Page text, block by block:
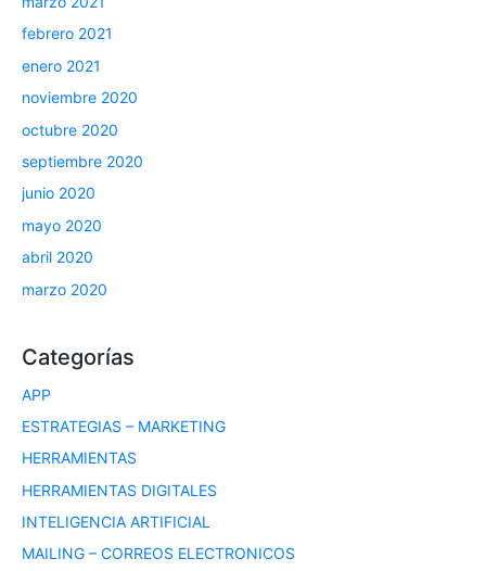
febrero 2021
enero 2021
noviembre 2020
octubre 2020
septiembre 2020
junio 2020
mayo 2020
abril 2020
marzo 2020
Categorías
APP
ESTRATEGIAS – MARKETING
HERRAMIENTAS
HERRAMIENTAS DIGITALES
INTELIGENCIA ARTIFICIAL
MAILING – CORREOS ELECTRONICOS